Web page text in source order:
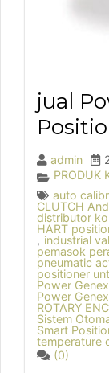
jual
admin
PRODUK
auto
CLUTCH
distributor
HART
, industrial
pemasok
pneumatic
positioner
Power
Power
ROTARY
Sistem
Smart
temperature
(0)